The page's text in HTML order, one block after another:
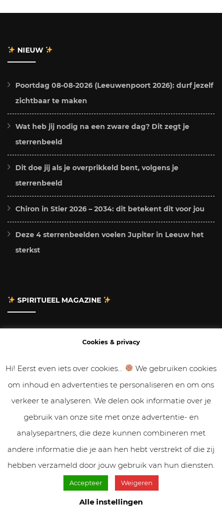
NIEUW
Poortdag 08-08-2026 (Leeuwenpoort 2026): durf jezelf
zichtbaar te maken
Wat heb jij nodig na een zware dag? Dit zegt je
sterrenbeeld
Dit doe jij als je overprikkeld bent, volgens je
sterrenbeeld
Chiron in Stier 2026 – 2034: dit betekent dit voor jou
Deze 4 sterrenbeelden voelen Jupiter in Leeuw het
sterkst
SPIRITUEEL MAGAZINE
Gastbloggen
Samenwerken
Cookies & Privacy
© VolleMaanKalender.nl 2019 - 2025 // NadiZoetebier.nl //
Cookiebeleid & privacy
Cookies & privacy
Hi! Eerst even iets over cookies...
We gebruiken cookies
om inhoud en advertenties te personaliseren en om ons
verkeer te analyseren. We delen ook informatie over je
gebruik van onze site met onze advertentie- en
analysepartners, die deze kunnen combineren met
andere informatie die je aan hen hebt verstrekt of die zij
hebben verzameld door jouw gebruik van hun diensten.
Accepteer Weigeren
Alle instellingen